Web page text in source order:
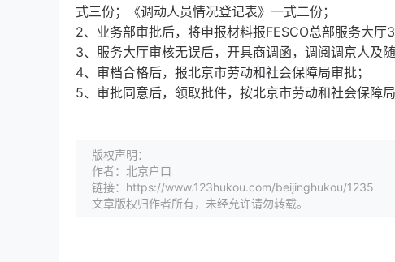
式三份；《调动人员情况登记表》一式二份；
2、业务部审批后，将申报材料报FESCO总部服务大厅
3、服务大厅审核无误后，开具商调函，调阅调京人及
4、审档合格后，报北京市劳动和社会保障局审批；
5、审批同意后，领取批件，按北京市劳动和社会保障局
版权声明：
作者：北京户口
链接：https://www.123hukou.com/beijinghukou/1235
文章版权归作者所有，未经允许请勿转载。